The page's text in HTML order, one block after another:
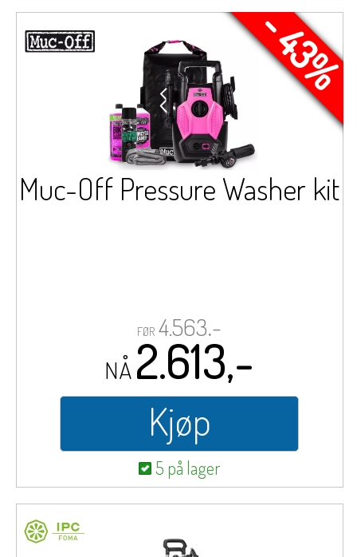
- 43%
Muc-Off Pressure Washer kit
FØR 4.563,-
NÅ2.613,-
Kjøp
5 på lager